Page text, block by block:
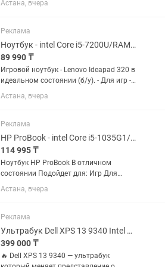
стоит 300.000тг в состоянии нового!
Астана, вчера
Реклама
Ноутбук - intel Core i5-7200U/RAM 8Gb DDR4/SSD 256Gb/intel HD Graphics 620
89 990 ₸
Игровой ноутбук - Lenovo Ideapad 320 в
идеальном состоянии (б/у). - Для игр -
Для работы с текстовыми
редакторами Microsoft Office, Excel,1C -
Технические...
Астана, вчера
Реклама
HP ProBook - intel Core i5-1035G1/RAM 8Gb/SSD 512Gb/intel UND Graphics
114 995 ₸
Ноутбук HP ProBook В отличном
состоянии Подойдет для: Игр Для
работы с графикой Для работы
текстовыми редакторами. Технические
экрана 15.6 дюймов +...
Астана, вчера
Реклама
Ультрабук Dell XPS 13 9340 Intel Core Ultra 7 (16core) 32GB 1TB Office 365
399 000 ₸
🔥 Dell XPS 13 9340 — ультрабук